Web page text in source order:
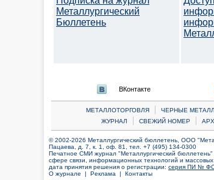
Металлургический
Бюллетень
ВКонтакте
МЕТАЛЛОТОРГОВЛЯ | ЧЕРНЫЕ
ЖУРНАЛ
| СВЕЖИЙ НОМЕР |
© 2002-2026 Металлургический бюллетень, ООО
Пацаева, д. 7, к. 1, оф. 81, тел. +7 (495) 134-0300
Печатное СМИ журнал "Металлургический
сфере связи, информационных технологий и
дата принятия решения о регистрации: серия ПИ № ФС
О журнале | Реклама | Контакты